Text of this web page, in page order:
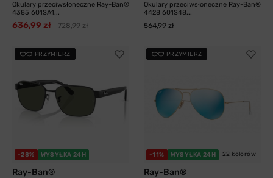
Okulary przeciwsłoneczne Ray-Ban®
4385 601SA1...
636,99 zł 728,99 zł
Okulary przeciwsłoneczne Ray-Ban®
4428 601S48...
564,99 zł
PRZYMIERZ
-28% WYSYŁKA 24H
Ray-Ban®
PRZYMIERZ
-11% WYSYŁKA 24H 22 kolorów
Ray-Ban®